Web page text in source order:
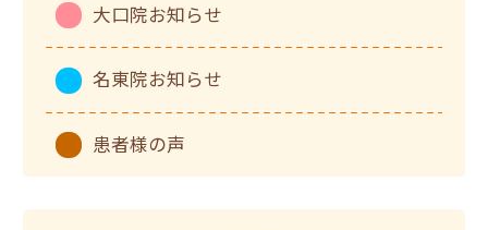
大口院お知らせ
名東院お知らせ
患者様の声